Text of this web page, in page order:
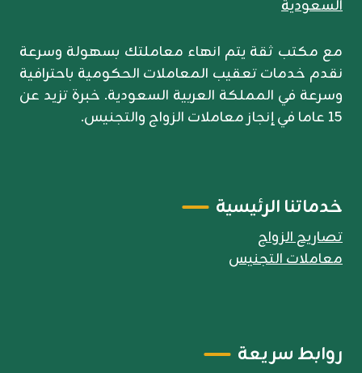
مع مكتب ثقة يتم انهاء معاملتك بسهولة وسرعة
نقدم خدمات تعقيب المعاملات الحكومية باحترافية
وسرعة في المملكة العربية السعودية. خبرة تزيد عن
15 عاما في إنجاز معاملات الزواج والتجنيس.
خدماتنا الرئيسية
تصاريح الزواج
معاملات التجنيس
روابط سريعة